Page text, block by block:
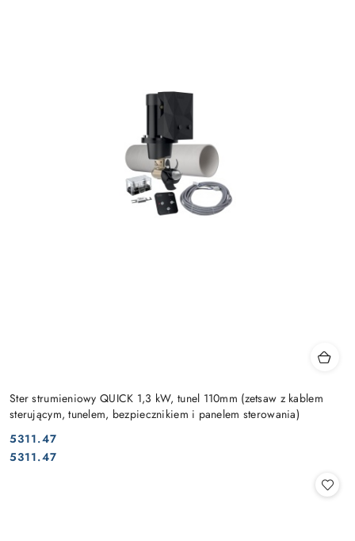
Ster strumieniowy QUICK 1,3 kW, tunel 110mm (zetsaw z kablem
sterującym, tunelem, bezpiecznikiem i panelem sterowania)
Cena:
5311.47
Cena:
5311.47